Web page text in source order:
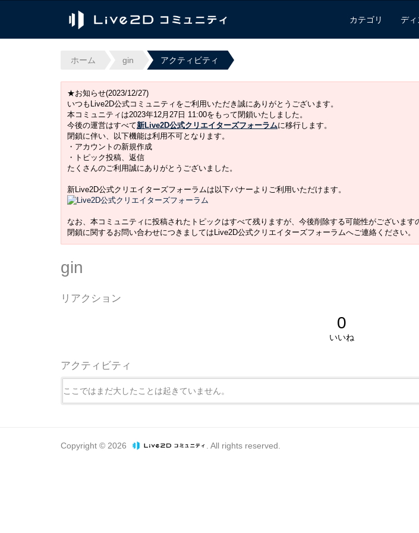
カテゴリ ディ
ホーム gin アクティビティ
★お知らせ(2023/12/27)
いつもLive2D公式コミュニティをご利用いただき誠にありがとうございます。
本コミュニティは2023年12月27日 11:00をもって閉鎖いたしました。
今後の運営はすべて新Live2D公式クリエイターズフォーラムに移行します。
閉鎖に伴い、以下機能は利用不可となります。
・アカウントの新規作成
・トピック投稿、返信
たくさんのご利用誠にありがとうございました。
新Live2D公式クリエイターズフォーラムは以下バナーよりご利用いただけます。
なお、本コミュニティに投稿されたトピックはすべて残りますが、今後削除する可能性がございます
閉鎖に関するお問い合わせにつきましてはLive2D公式クリエイターズフォーラムへご連絡ください。
gin
リアクション
0
いいね
アクティビティ
ここではまだ大したことは起きていません。
Copyright © 2026 . All rights reserved.